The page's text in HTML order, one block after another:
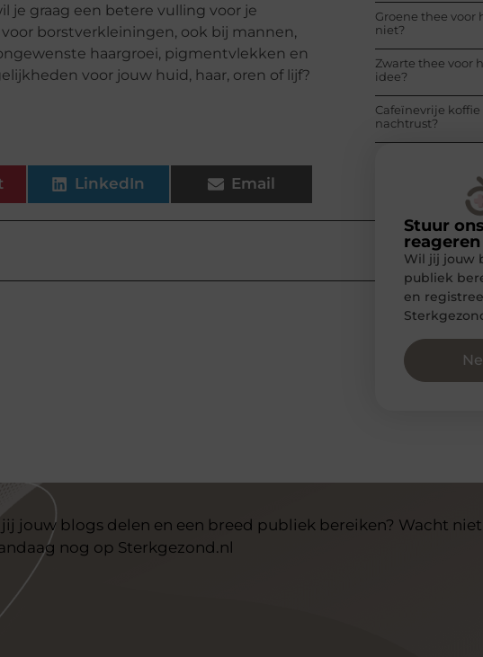
je graag een betere vulling voor je
borstverkleiningen, ook bij mannen,
haargroei, pigmentvlekken en
voor jouw huid, haar, oren of lijf?
LinkedIn Email
Groene thee voor
niet?
Zwarte thee voor
idee?
Cafeïnevrije koffie
nachtrust?
Stuur
reageren
Wil jij jouw
publiek
en
jouw blogs delen en een breed publiek bereiken? Wacht
nog op Sterkgezond.nl